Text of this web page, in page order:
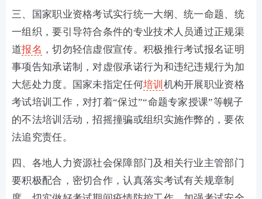
三、国家职业资格考试实行统一大纲、统一命题、统
一组织，要引导符合条件的专业技术人员通过正规渠
道报名 ，切勿轻信虚假宣传。积极推行考试报名证明
事项告知承诺制，对虚假承诺行为和违纪违规行为加
大惩处力度。国家未指定任何培训 机构开展职业资格
考试培训工作，对打着“保过”“命题专家授课”等幌子
的不法培训活动，招摇撞骗或组织实施作弊的，要依
法追究责任。
四、各地人力资源社会保障部门及相关行业主管部门
要积极配合，密切合作，认真落实考试有关规章制